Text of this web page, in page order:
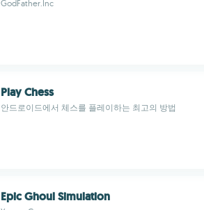
GodFather.Inc
Play Chess
안드로이드에서 체스를 플레이하는 최고의 방법
Epic Ghoul Simulation